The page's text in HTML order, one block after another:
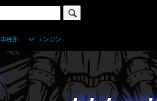
車種別 エンジン